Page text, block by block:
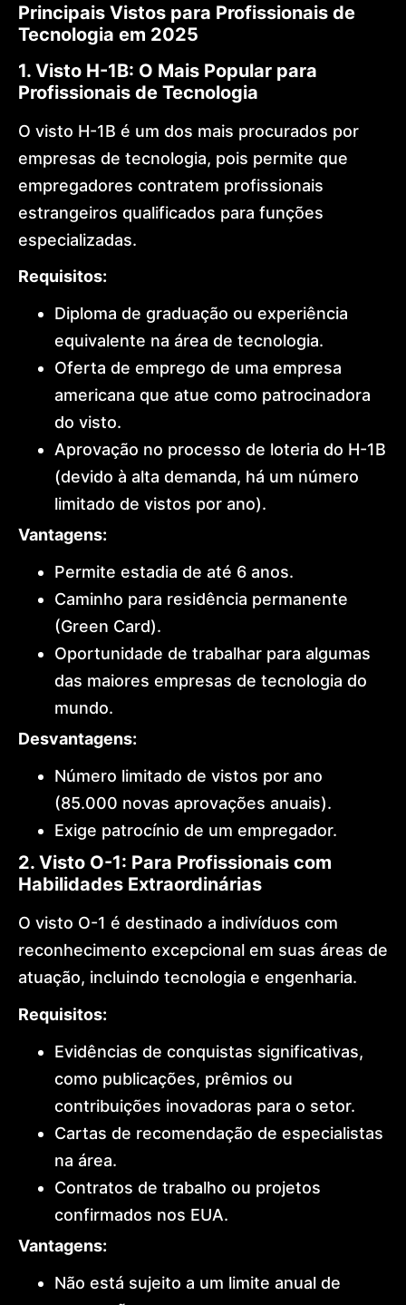
Principais Vistos para Profissionais de
Tecnologia em 2025
1. Visto H-1B: O Mais Popular para
Profissionais de Tecnologia
O visto H-1B é um dos mais procurados por
empresas de tecnologia, pois permite que
empregadores contratem profissionais
estrangeiros qualificados para funções
especializadas.
Requisitos:
Diploma de graduação ou experiência
equivalente na área de tecnologia.
Oferta de emprego de uma empresa
americana que atue como patrocinadora
do visto.
Aprovação no processo de loteria do H-1B
(devido à alta demanda, há um número
limitado de vistos por ano).
Vantagens:
Permite estadia de até 6 anos.
Caminho para residência permanente
(Green Card).
Oportunidade de trabalhar para algumas
das maiores empresas de tecnologia do
mundo.
Desvantagens:
Número limitado de vistos por ano
(85.000 novas aprovações anuais).
Exige patrocínio de um empregador.
2. Visto O-1: Para Profissionais com
Habilidades Extraordinárias
O visto O-1 é destinado a indivíduos com
reconhecimento excepcional em suas áreas de
atuação, incluindo tecnologia e engenharia.
Requisitos:
Evidências de conquistas significativas,
como publicações, prêmios ou
contribuições inovadoras para o setor.
Cartas de recomendação de especialistas
na área.
Contratos de trabalho ou projetos
confirmados nos EUA.
Vantagens:
Não está sujeito a um limite anual de